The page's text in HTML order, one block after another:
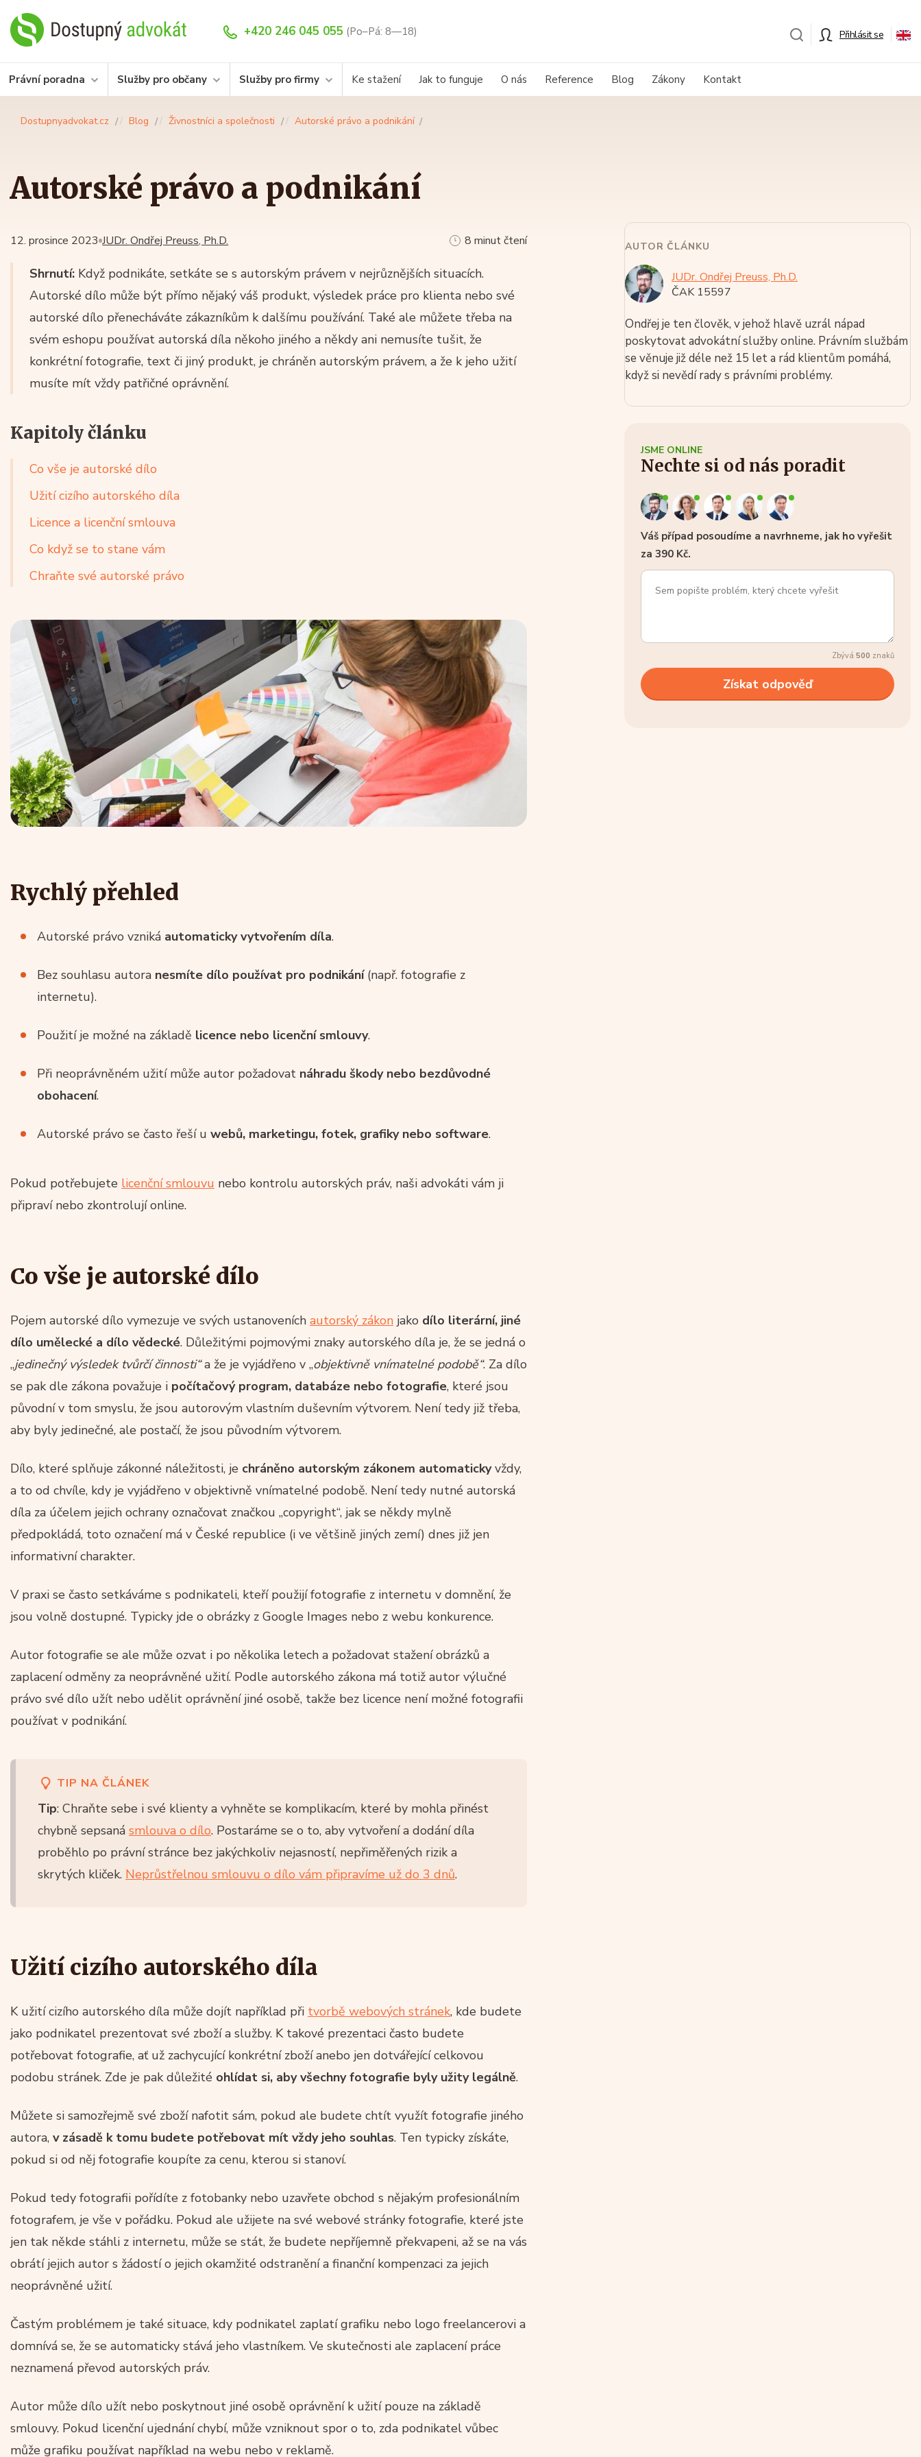
+420 246 045 055 (Po–Pá: 8—18) Přihlásit se
Právní poradna Služby pro občany Služby pro firmy Ke stažení Jak to funguje O nás Reference Blog Zákony Kontakt
Dostupnyadvokat.cz Blog Živnostníci a společnosti Autorské právo a podnikání
Autorské právo a podnikání
JUDr. Ondřej Preuss, Ph.D.
12. prosince 2023 8 minut čtení
Shrnutí: Když podnikáte, setkáte se s autorským právem v nejrůznějších situacích.
Autorské dílo může být přímo nějaký váš produkt, výsledek práce pro klienta nebo své
autorské dílo přenecháváte zákazníkům k dalšímu používání. Také ale můžete třeba na
svém eshopu používat autorská díla někoho jiného a někdy ani nemusíte tušit, že
konkrétní fotografie, text či jiný produkt, je chráněn autorským právem, a že k jeho užití
musíte mít vždy patřičné oprávnění.
Kapitoly článku
Co vše je autorské dílo
Užití cizího autorského díla
Licence a licenční smlouva
Co když se to stane vám
Chraňte své autorské právo
Rychlý přehled
Autorské právo vzniká automaticky vytvořením díla.
Bez souhlasu autora nesmíte dílo používat pro podnikání(např. fotografie z
internetu).
Použití je možné na základě licence nebo licenční smlouvy.
Při neoprávněném užití může autor požadovat náhradu škody nebo bezdůvodné
obohacení.
Autorské právo se často řeší u webů, marketingu, fotek, grafiky nebo software.
Pokud potřebujete licenční smlouvu nebo kontrolu autorských práv, naši advokáti vám ji
připraví nebo zkontrolují online.
Co vše je autorské dílo
Pojem autorské dílo vymezuje ve svých ustanoveních autorský zákon jako dílo literární, jiné
dílo umělecké a dílo vědecké. Důležitými pojmovými znaky autorského díla je, že se jedná o
„jedinečný výsledek tvůrčí činnosti“a že je vyjádřeno v „objektivně vnímatelné podobě“. Za dílo
se pak dle zákona považuje i počítačový program, databáze nebo fotografie, které jsou
původní v tom smyslu, že jsou autorovým vlastním duševním výtvorem. Není tedy již třeba,
aby byly jedinečné, ale postačí, že jsou původním výtvorem.
Dílo, které splňuje zákonné náležitosti, je chráněno autorským zákonem automatickyvždy,
a to od chvíle, kdy je vyjádřeno v objektivně vnímatelné podobě. Není tedy nutné autorská
díla za účelem jejich ochrany označovat značkou „copyright“, jak se někdy mylně
předpokládá, toto označení má v České republice (i ve většině jiných zemí) dnes již jen
informativní charakter.
V praxi se často setkáváme s podnikateli, kteří použijí fotografie z internetu v domnění, že
jsou volně dostupné. Typicky jde o obrázky z Google Images nebo z webu konkurence.
Autor fotografie se ale může ozvat i po několika letech a požadovat stažení obrázků a
zaplacení odměny za neoprávněné užití. Podle autorského zákona má totiž autor výlučné
právo své dílo užít nebo udělit oprávnění jiné osobě, takže bez licence není možné fotografii
používat v podnikání.
TIP NA ČLÁNEK
Tip: Chraňte sebe i své klienty a vyhněte se komplikacím, které by mohla přinést
chybně sepsaná smlouva o dílo. Postaráme se o to, aby vytvoření a dodání díla
proběhlo po právní stránce bez jakýchkoliv nejasností, nepřiměřených rizik a
skrytých kliček. Neprůstřelnou smlouvu o dílo vám připravíme už do 3 dnů.
Užití cizího autorského díla
K užití cizího autorského díla může dojít například při tvorbě webových stránek, kde budete
jako podnikatel prezentovat své zboží a služby. K takové prezentaci často budete
potřebovat fotografie, ať už zachycující konkrétní zboží anebo jen dotvářející celkovou
podobu stránek. Zde je pak důležité ohlídat si, aby všechny fotografie byly užity legálně.
Můžete si samozřejmě své zboží nafotit sám, pokud ale budete chtít využít fotografie jiného
autora, v zásadě k tomu budete potřebovat mít vždy jeho souhlas. Ten typicky získáte,
pokud si od něj fotografie koupíte za cenu, kterou si stanoví.
Pokud tedy fotografii pořídíte z fotobanky nebo uzavřete obchod s nějakým profesionálním
fotografem, je vše v pořádku. Pokud ale užijete na své webové stránky fotografie, které jste
jen tak někde stáhli z internetu, může se stát, že budete nepříjemně překvapeni, až se na vás
obrátí jejich autor s žádostí o jejich okamžité odstranění a finanční kompenzaci za jejich
neoprávněné užití.
Častým problémem je také situace, kdy podnikatel zaplatí grafiku nebo logo freelancerovi a
domnívá se, že se automaticky stává jeho vlastníkem. Ve skutečnosti ale zaplacení práce
neznamená převod autorských práv.
Autor může dílo užít nebo poskytnout jiné osobě oprávnění k užití pouze na základě
smlouvy. Pokud licenční ujednání chybí, může vzniknout spor o to, zda podnikatel vůbec
může grafiku používat například na webu nebo v reklamě.
AUTOR ČLÁNKU
JUDr. Ondřej Preuss, Ph.D.
ČAK 15597
Ondřej je ten člověk, v jehož hlavě uzrál nápad
poskytovat advokátní služby online. Právním službám
se věnuje již déle než 15 let a rád klientům pomáhá,
když si nevědí rady s právními problémy.
JSME ONLINE
Nechte si od nás poradit
Váš případ posoudíme a navrhneme, jak ho vyřešit
za 390 Kč.
Zbývá 500 znaků